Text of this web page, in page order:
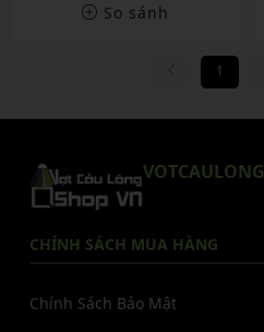
So sánh
1
VOTCAULONG
CHÍNH SÁCH MUA HÀNG
Chính Sách Bảo Mật